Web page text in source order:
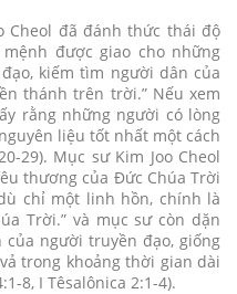
Cheol đã đánh thức thái độ
được giao cho những
kiếm tìm người dân của
thánh trên trời.” Nếu xem
rằng những người có lòng
liệu tốt nhất một cách
29). Mục sư Kim Joo Cheol
thương của Đức Chúa Trời
chỉ một linh hồn, chính là
Trời.” và mục sư còn dặn
người truyền đạo, giống
trong khoảng thời gian dài
8, I Têsalônica 2:1-4).